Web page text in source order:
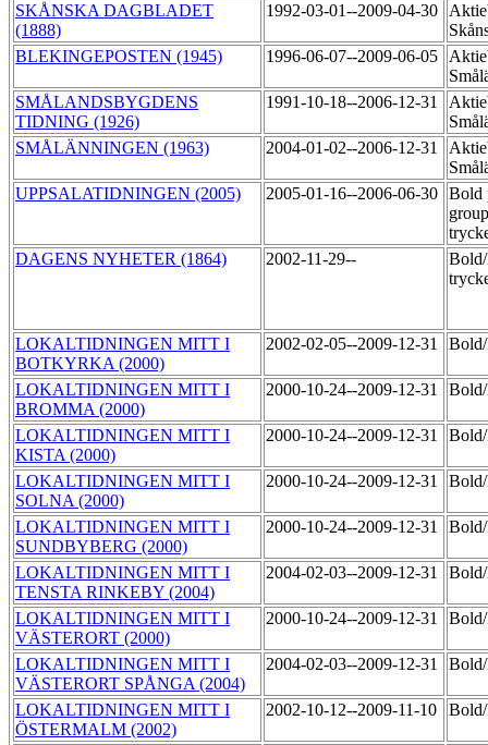
SKÅNSKA DAGBLADET
(1888)
1992-03-01--2009-04-30
BLEKINGEPOSTEN (1945)
1996-06-07--2009-06-05
SMÅLANDSBYGDENS
TIDNING (1926)
1991-10-18--2006-12-31
SMÅLÄNNINGEN (1963)
2004-01-02--2006-12-31
UPPSALATIDNINGEN (2005)
2005-01-16--2006-06-30 Bold
DAGENS NYHETER (1864)
2002-11-29--
LOKALTIDNINGEN MITT I
BOTKYRKA (2000)
2002-02-05--2009-12-31
LOKALTIDNINGEN MITT I
BROMMA (2000)
2000-10-24--2009-12-31
LOKALTIDNINGEN MITT I
KISTA (2000)
2000-10-24--2009-12-31
LOKALTIDNINGEN MITT I
SOLNA (2000)
2000-10-24--2009-12-31
LOKALTIDNINGEN MITT I
SUNDBYBERG (2000)
2000-10-24--2009-12-31
LOKALTIDNINGEN MITT I
TENSTA RINKEBY (2004)
2004-02-03--2009-12-31
LOKALTIDNINGEN MITT I
VÄSTERORT (2000)
2000-10-24--2009-12-31
LOKALTIDNINGEN MITT I
VÄSTERORT SPÅNGA (2004)
2004-02-03--2009-12-31
LOKALTIDNINGEN MITT I
ÖSTERMALM (2002)
2002-10-12--2009-11-10